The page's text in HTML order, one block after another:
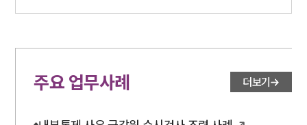
주요 업무사례 더보기